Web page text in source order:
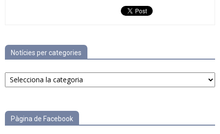
Notícies per categories
Notícies
per
Pàgina de Facebook